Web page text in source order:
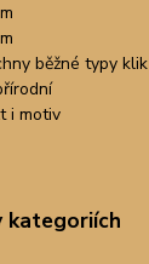
běžné typy klik
i motiv
kategoriích